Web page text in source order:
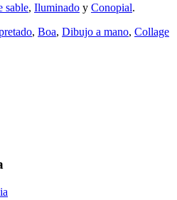
sable, Iluminado y Conopial.
, Boa, Dibujo a mano, Collage